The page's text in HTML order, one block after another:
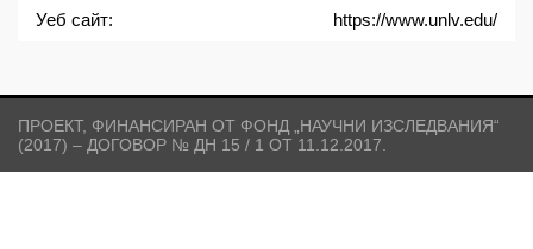
Уеб сайт: https://www.unlv.edu/
ПРОЕКТ, ФИНАНСИРАН ОТ ФОНД „НАУЧНИ ИЗСЛЕДВАНИЯ“
(2017) – ДОГОВОР № ДН 15 / 1 ОТ 11.12.2017.